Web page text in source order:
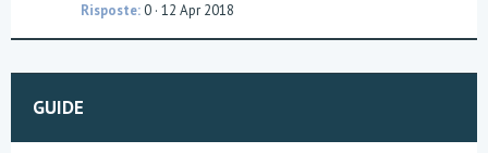
d
Risposte 0 12 Apr 2018
GUIDE